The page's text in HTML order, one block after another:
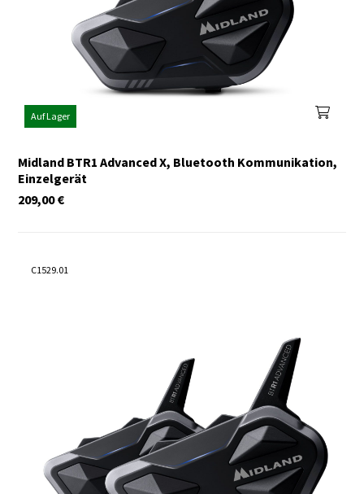
Auf Lager
Midland BTR1 Advanced X, Bluetooth Kommunikation,
Einzelgerät
€
209,00
C1529.01